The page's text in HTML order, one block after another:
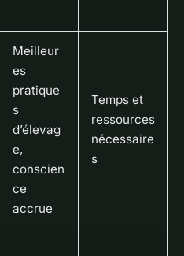
Meilleur
es
pratique
s
d’élevag
e,
conscien
ce
accrue
Temps et
ressources
nécessaire
s